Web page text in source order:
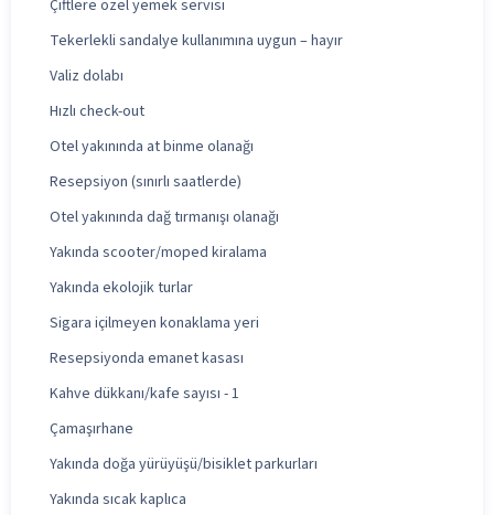
Çiftlere özel yemek servisi
Tekerlekli sandalye kullanımına uygun – hayır
Valiz dolabı
Hızlı check-out
Otel yakınında at binme olanağı
Resepsiyon (sınırlı saatlerde)
Otel yakınında dağ tırmanışı olanağı
Yakında scooter/moped kiralama
Yakında ekolojik turlar
Sigara içilmeyen konaklama yeri
Resepsiyonda emanet kasası
Kahve dükkanı/kafe sayısı - 1
Çamaşırhane
Yakında doğa yürüyüşü/bisiklet parkurları
Yakında sıcak kaplıca